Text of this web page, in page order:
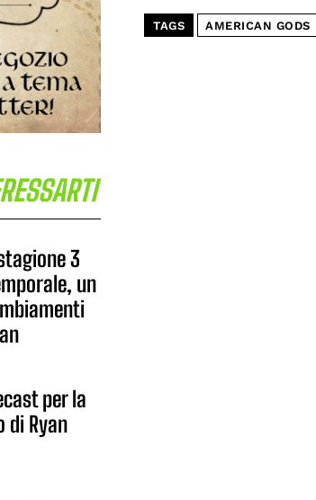
3
un
per la
di Ryan
TAGS AMERICAN GODS